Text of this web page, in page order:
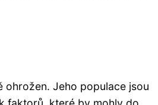
ohrožen. Jeho populace jsou